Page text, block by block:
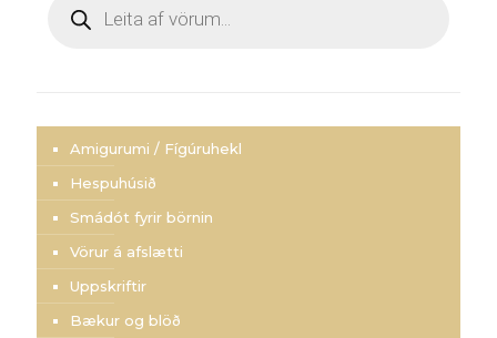
search
Amigurumi / Fígúruhekl
Hespuhúsið
Smádót fyrir börnin
Vörur á afslætti
Uppskriftir
Bækur og blöð